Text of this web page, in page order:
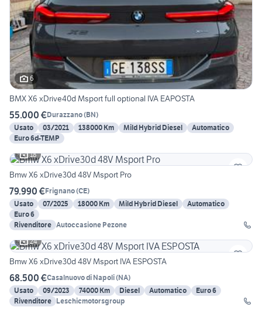
6
BMX X6 xDrive40d Msport full optional IVA EAPOSTA
55.000 €Durazzano(BN)
Usato
03/2021 138000 Km Mild Hybrid Diesel
Automatico
Euro 6d-TEMP
18
Bmw X6 xDrive30d 48V Msport Pro
79.990 €Frignano(CE)
Usato
07/2025 18000 Km Mild Hybrid Diesel
Automatico
Euro 6
Rivenditore Autoccasione Pezone
24
Bmw X6 xDrive30d 48V Msport IVA ESPOSTA
68.500 €Casalnuovo di Napoli(NA)
Usato
09/2023 74000 Km Diesel Automatico
Euro 6
Rivenditore Leschicmotorsgroup